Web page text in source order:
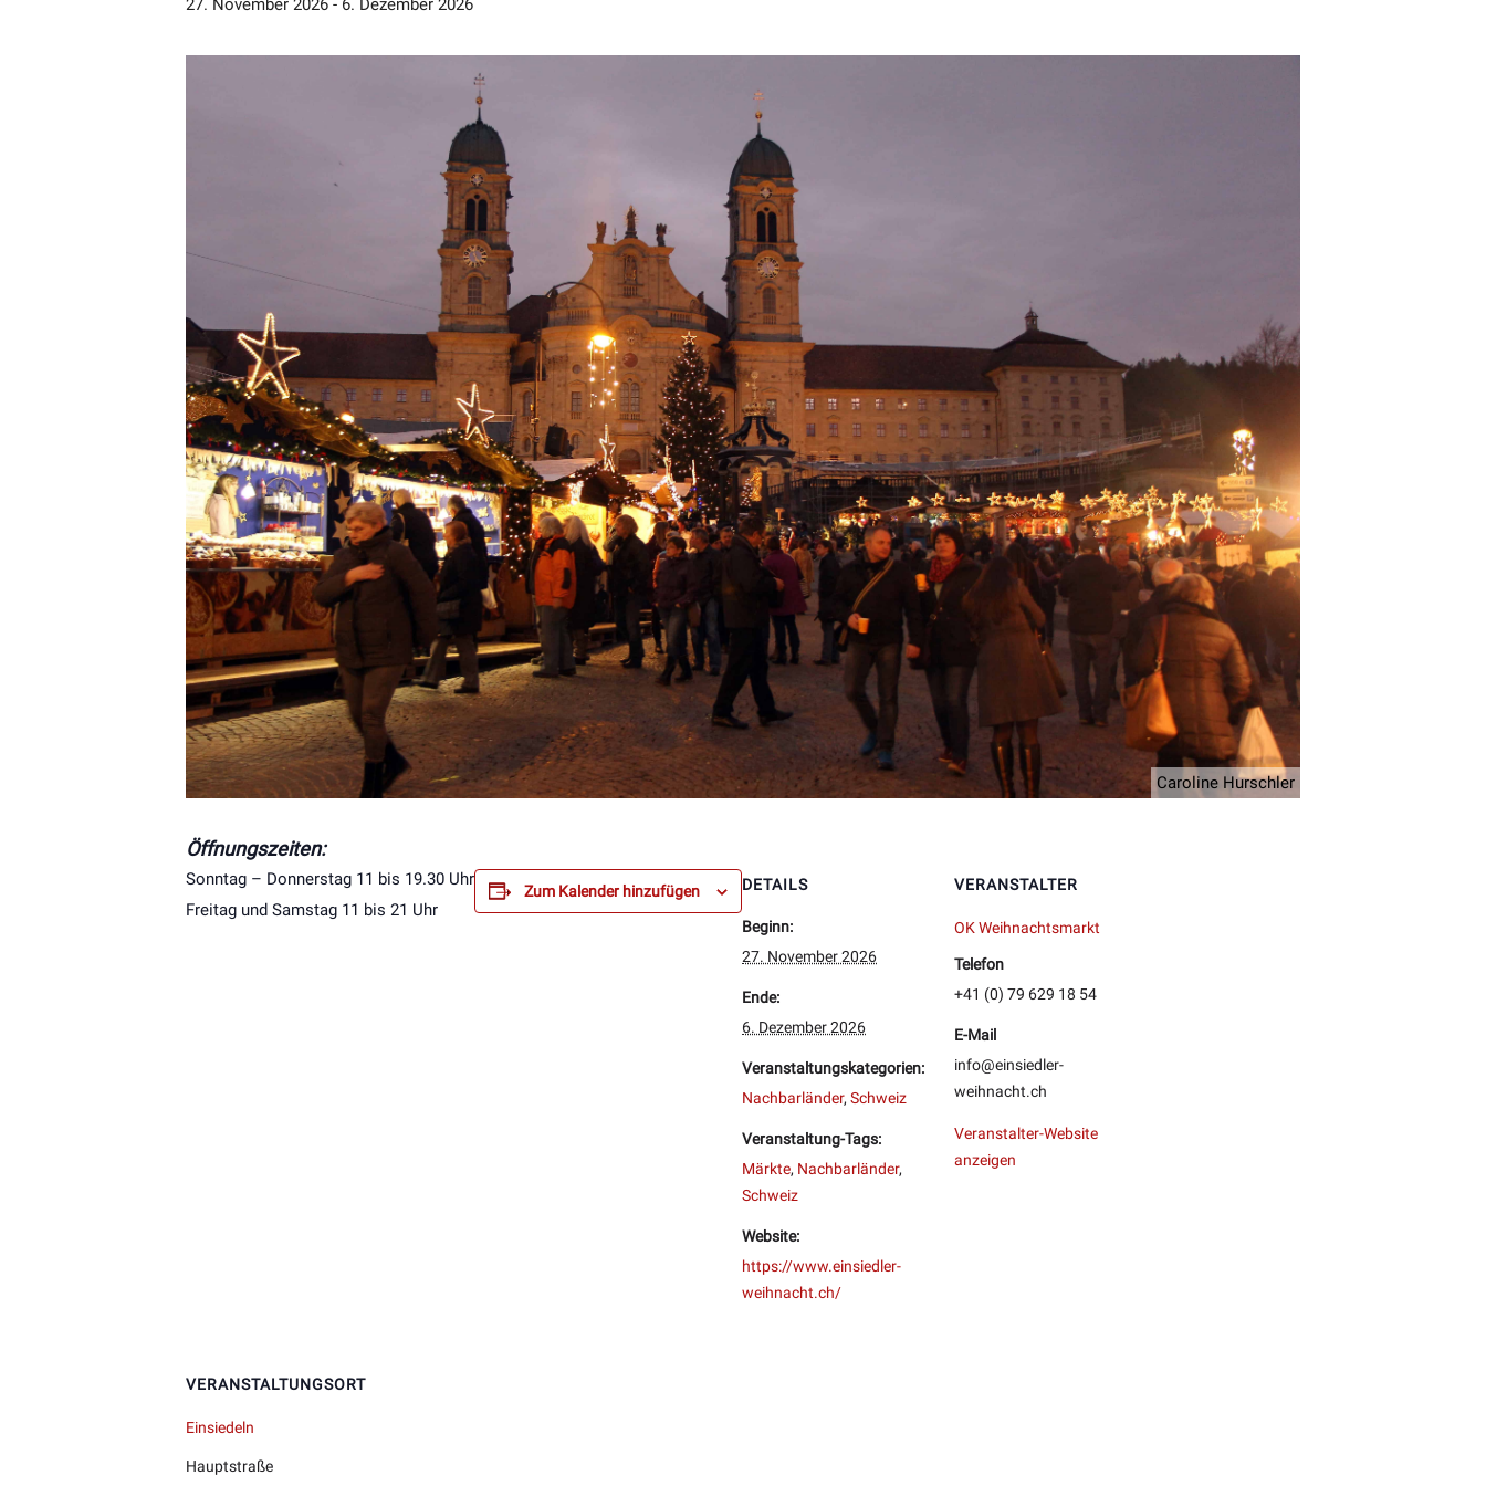
27. November 2026 - 6. Dezember 2026
Caroline Hurschler
Öffnungszeiten:
Sonntag – Donnerstag 11 bis 19.30 Uhr
Freitag und Samstag 11 bis 21 Uhr
Zum Kalender hinzufügen DETAILS
Beginn:
27. November 2026
Ende:
6. Dezember 2026
Veranstaltungskategorien:
Nachbarländer, Schweiz
Veranstaltung-Tags:
Märkte, Nachbarländer,
Schweiz
Website:
https://www.einsiedler-
weihnacht.ch/
VERANSTALTER
OK Weihnachtsmarkt
Telefon
+41 (0) 79 629 18 54
E-Mail
info@einsiedler-
weihnacht.ch
Veranstalter-Website
anzeigen
VERANSTALTUNGSORT
Einsiedeln
Hauptstraße